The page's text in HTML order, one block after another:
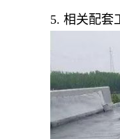
5. 相关配套